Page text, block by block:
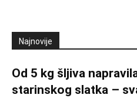
Najnovije
Od 5 kg šljiva
starinskog slatka –